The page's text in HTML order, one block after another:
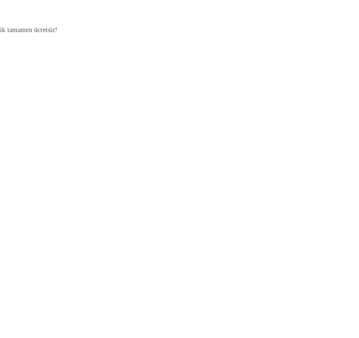
tamamen ücretsiz!